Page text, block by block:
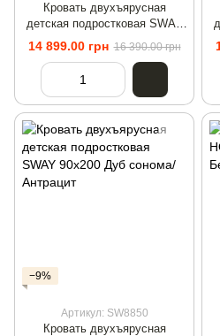
Кровать двухъярусная
детская подростковая SWAY
90x200 Дуб сонома
14 899.00 грн 16 390.00 грн
−9%
Артикул: SW8850
Кровать двухъярусная